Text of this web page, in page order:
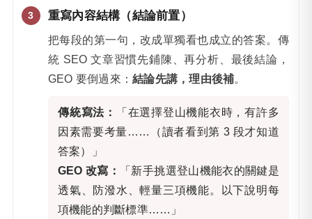
重寫內容結構（結論前置）
把每段的第一句，改成單獨看也成立的答案。傳
統 SEO 文章習慣先鋪陳、再分析、最後結論，
GEO 要倒過來：結論先講，理由後補。
傳統寫法：
「在選擇登山機能衣時，有許多
因素需要考量……（讀者看到第 3 段才知道
答案）」
GEO 改寫：
「新手挑選登山機能衣的關鍵是
透氣、防潑水、輕量三項機能。以下說明每
項機能的判斷標準……」